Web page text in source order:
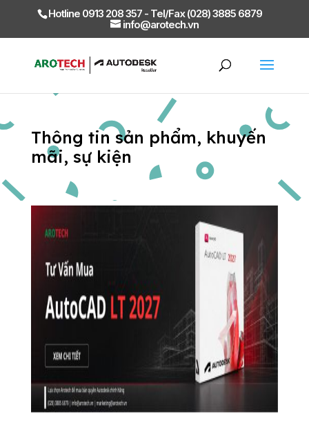
Hotline 0913 208 357 - Tel/Fax (028) 3885 6879
info@arotech.vn
Thông tin sản phẩm, khuyến
mãi, sự kiện